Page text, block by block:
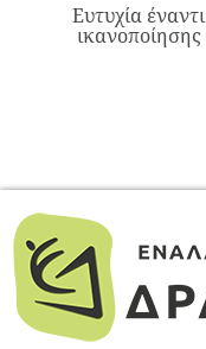
Ευτυχία έναντι
ικανοποίησης